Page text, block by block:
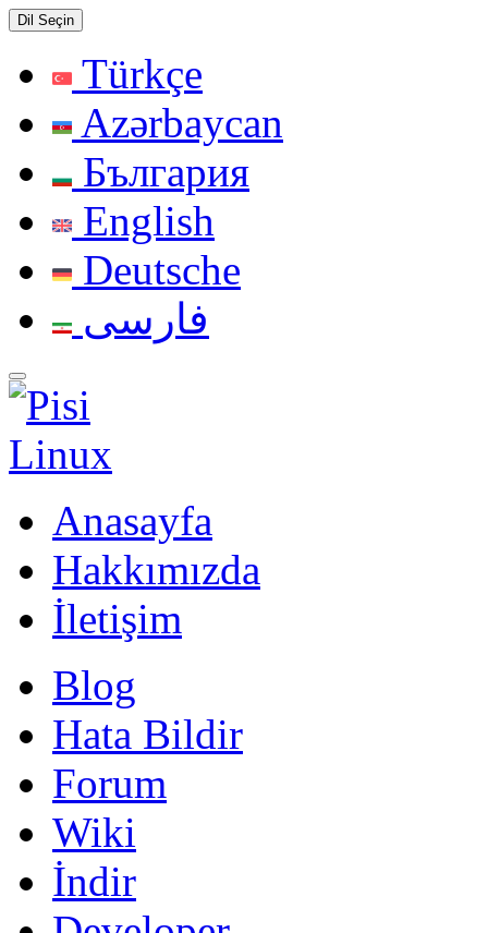
Dil Seçin
Türkçe
Azərbaycan
България
English
Deutsche
فارسی
Anasayfa
Hakkımızda
İletişim
Blog
Hata Bildir
Forum
Wiki
İndir